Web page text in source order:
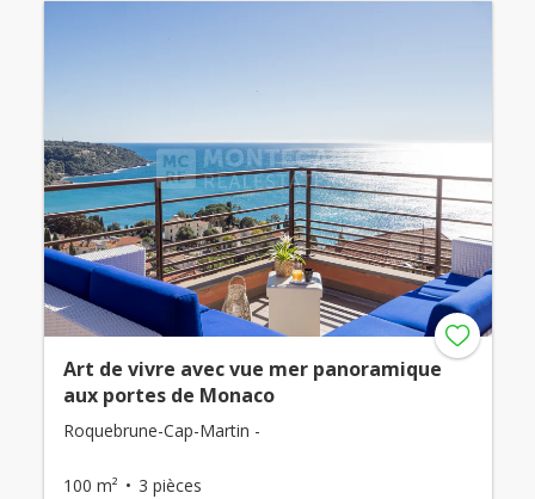
Art de vivre avec vue mer panoramique
aux portes de Monaco
Roquebrune-Cap-Martin -
100 m² 3 pièces